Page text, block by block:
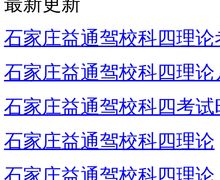
石家庄益通驾校科四理论
石家庄益通驾校科四理论
石家庄益通驾校科四考试
石家庄益通驾校科四理论
石家庄益通驾校科四理论